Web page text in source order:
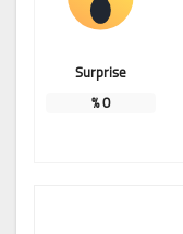
Surprise
0
%